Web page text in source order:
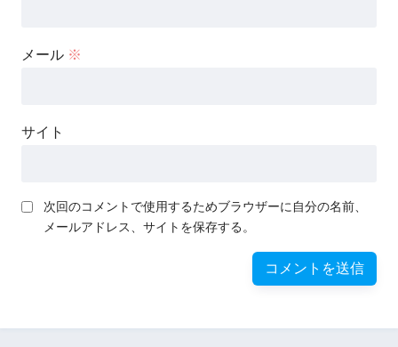
メール ※
サイト
次回のコメントで使用するためブラウザーに自分の名前、
メールアドレス、サイトを保存する。